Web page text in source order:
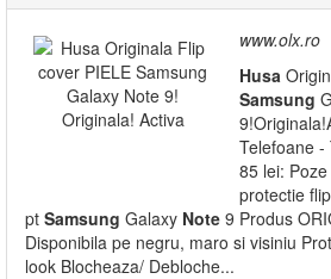
www.olx.ro
Husa
Samsung
Telefoane -
85 lei:
protectie
pt Samsung Galaxy Note 9 Produs
Disponibila pe negru, maro si visiniu
look Blocheaza/ Debloche...